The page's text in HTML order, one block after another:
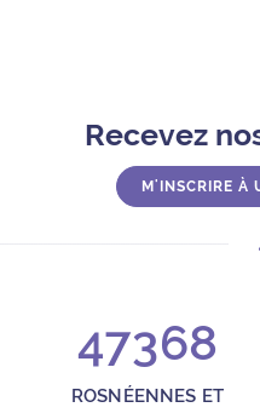
Recevez
M'INSCRIRE À
47368
ROSNÉENNES ET